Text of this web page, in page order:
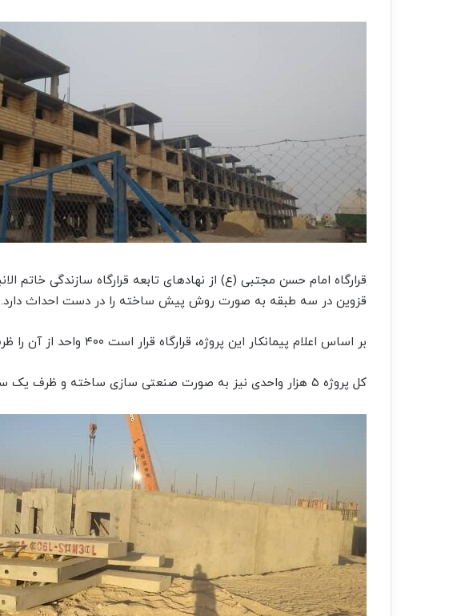
قزوین در سه طبقه به صورت روش پیش ساخته را در دست احداث دارد.
بر اساس اعلام پیمانکار این پروژه، قرارگاه قرار است ۴۰۰ واحد از آن را ظرف ۲ ماه تحویل دهد.
کل پروژه ۵ هزار واحدی نیز به صورت صنعتی سازی ساخته و ظرف یک سال به متقاضیان تحویل خواهد شد.